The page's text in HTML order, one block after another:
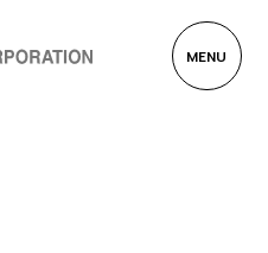
MENU